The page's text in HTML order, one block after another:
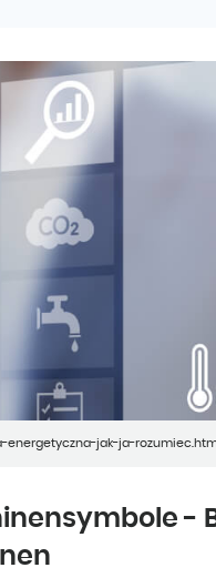
energetyczna-jak-ja-
-